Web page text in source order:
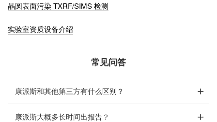
晶圆表面污染 TXRF/SIMS 检测
实验室资质设备介绍
常见问答
康派斯和其他第三方有什么区别？
康派斯大概多长时间出报告？